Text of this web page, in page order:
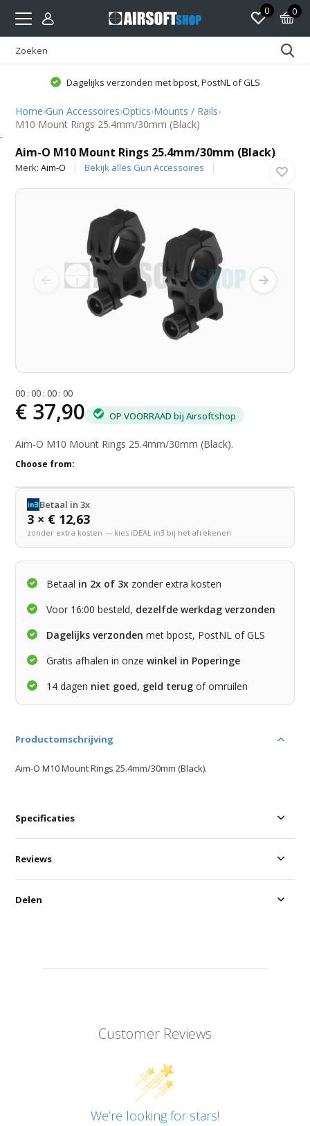
0 0
Dagelijks verzonden met bpost, PostNL of GLS
Home›Gun Accessoires›Optics›Mounts / Rails›
M10 Mount Rings 25.4mm/30mm (Black)
Aim-O M10 Mount Rings 25.4mm/30mm (Black)
Merk:Aim-O Bekijk alles Gun Accessoires
00 :00 :00 :00
€ 37,90 OP VOORRAAD bij Airsoftshop
Aim-O M10 Mount Rings 25.4mm/30mm (Black).
Choose from:
Betaal in 3x
3 × € 12,63
zonder extra kosten — kies iDEAL in3 bij het afrekenen
Betaal in 2x of 3x zonder extra kosten
Voor 16:00 besteld, dezelfde werkdag verzonden
Dagelijks verzonden met bpost, PostNL of GLS
Gratis afhalen in onzewinkel in Poperinge
14 dagen niet goed, geld terug of omruilen
Productomschrijving
Aim-O M10 Mount Rings 25.4mm/30mm (Black).
Specificaties
Customer Reviews
We’re looking for stars!
Reviews
Delen